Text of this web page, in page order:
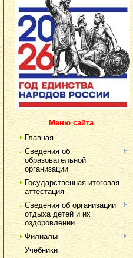
Меню сайта
Главная
Сведения об
образовательной
организации
Государственная итоговая
аттестация
Сведения об организации
отдыха детей и их
оздоровлении
Филиалы
Учебники